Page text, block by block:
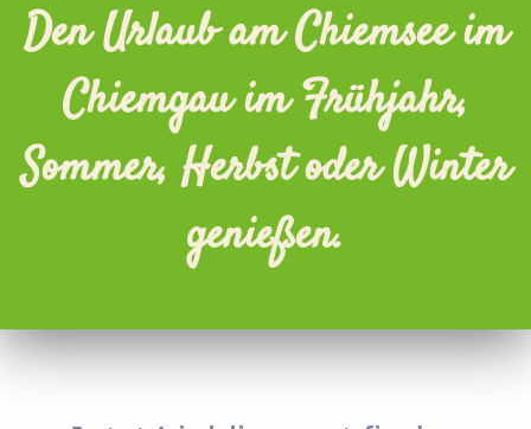
Den Urlaub am Chiemsee im
Chiemgau im Frühjahr,
Sommer, Herbst oder Winter
genießen.